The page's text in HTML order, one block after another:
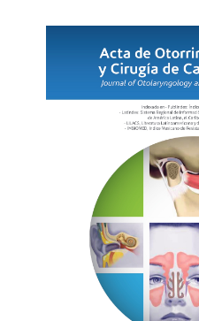
Barra
lateral
del
artículo